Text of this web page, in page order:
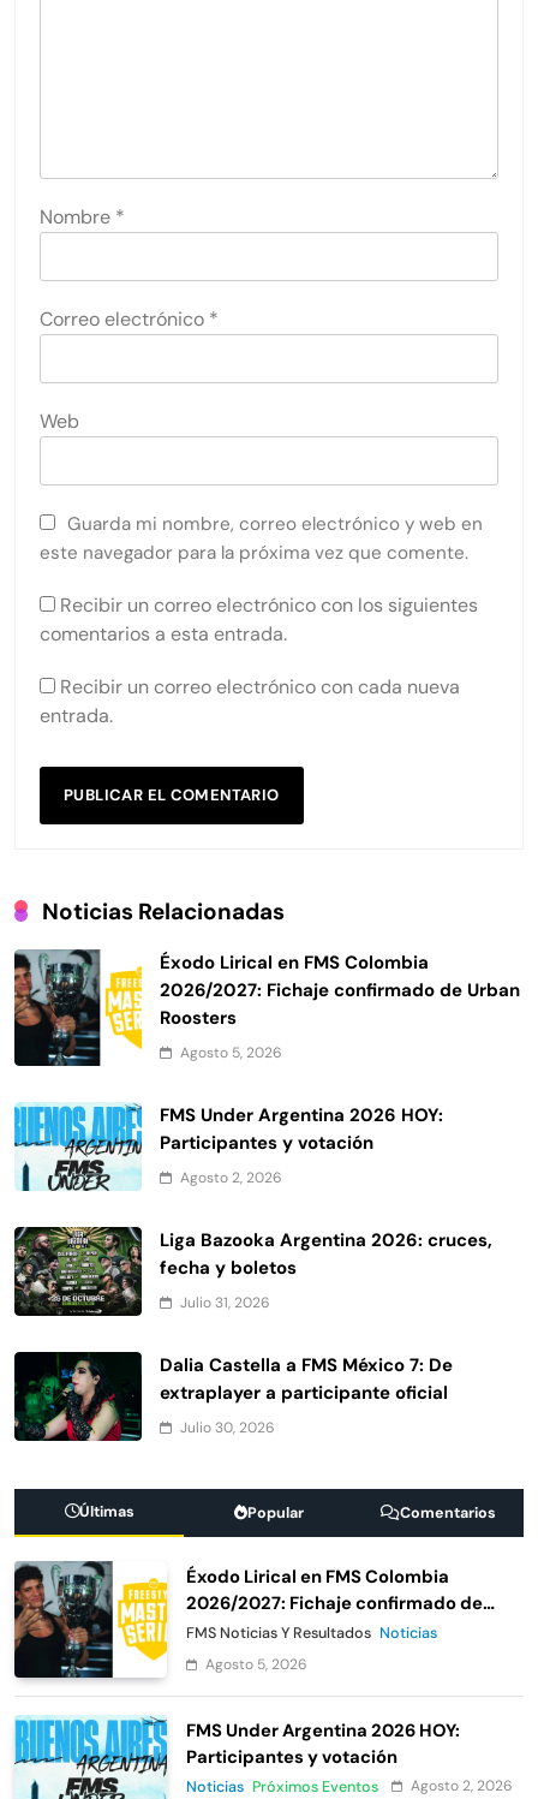
Nombre *
Correo electrónico *
Web
Guarda mi nombre, correo electrónico y web en
este navegador para la próxima vez que comente.
Recibir un correo electrónico con los siguientes
comentarios a esta entrada.
Recibir un correo electrónico con cada nueva
entrada.
Noticias Relacionadas
Éxodo Lirical en FMS Colombia
2026/2027: Fichaje confirmado de Urban
Roosters
Agosto 5, 2026
FMS Under Argentina 2026 HOY:
Participantes y votación
Agosto 2, 2026
Liga Bazooka Argentina 2026: cruces,
fecha y boletos
Julio 31, 2026
Dalia Castella a FMS México 7: De
extraplayer a participante oficial
Julio 30, 2026
Últimas Popular Comentarios
Éxodo Lirical en FMS Colombia
2026/2027: Fichaje confirmado de
Urban Roosters
FMS Noticias Y Resultados Noticias
Agosto 5, 2026
FMS Under Argentina 2026 HOY:
Participantes y votación
Noticias Próximos Eventos Agosto 2, 2026